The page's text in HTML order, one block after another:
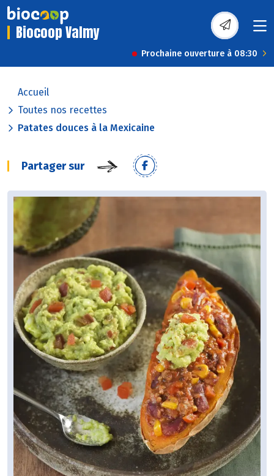
Biocoop Valmy
Prochaine ouverture à 08:30
Accueil
Toutes nos recettes
Patates douces à la Mexicaine
Partager sur